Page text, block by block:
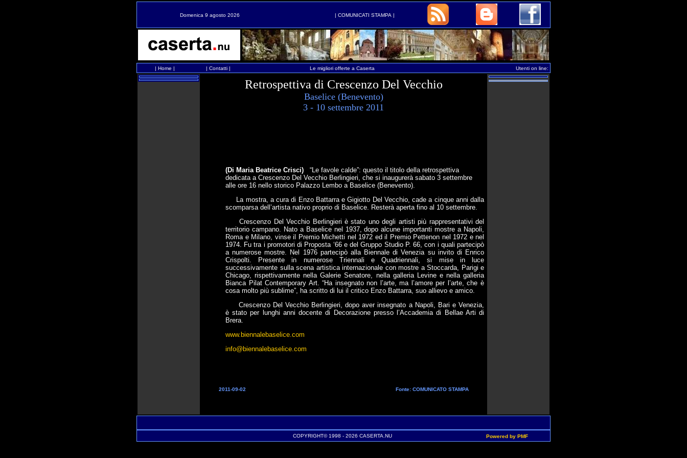
Domenica 9 agosto 2026 | COMUNICATI STAMPA |
| Home | | Contatti| Le migliori offerte a Caserta Utenti on line:
Retrospettiva di Crescenzo Del Vecchio
Baselice (Benevento)
3 - 10 settembre 2011
(Di Maria Beatrice Crisci) “Le favole calde”: questo il titolo della retrospettiva
dedicata a Crescenzo Del Vecchio Berlingieri, che si inaugurerà sabato 3 settembre
alle ore 16 nello storico Palazzo Lembo a Baselice (Benevento).
La mostra, a cura di Enzo Battarra e Gigiotto Del Vecchio, cade a cinque anni dalla
scomparsa dell’artista nativo proprio di Baselice. Resterà aperta fino al 10 settembre.
Crescenzo Del Vecchio Berlingieri è stato uno degli artisti più rappresentativi del
territorio campano. Nato a Baselice nel 1937, dopo alcune importanti mostre a Napoli,
Roma e Milano, vinse il Premio Michetti nel 1972 ed il Premio Pettenon nel 1972 e nel
1974. Fu tra i promotori di Proposta ‘66 e del Gruppo Studio P. 66, con i quali partecipò
a numerose mostre. Nel 1976 partecipò alla Biennale di Venezia su invito di Enrico
Crispolti. Presente in numerose Triennali e Quadriennali, si mise in luce
successivamente sulla scena artistica internazionale con mostre a Stoccarda, Parigi e
Chicago, rispettivamente nella Galerie Senatore, nella galleria Levine e nella galleria
Bianca Pilat Contemporary Art. “Ha insegnato non l’arte, ma l’amore per l’arte, che è
cosa molto più sublime”, ha scritto di lui il critico Enzo Battarra, suo allievo e amico.
Crescenzo Del Vecchio Berlingieri, dopo aver insegnato a Napoli, Bari e Venezia,
è stato per lunghi anni docente di Decorazione presso l’Accademia di Bellae Arti di
Brera.
www.biennalebaselice.com
info@biennalebaselice.com
2011-09-02 Fonte: COMUNICATO STAMPA
COPYRIGHT© 1998 - 2026 CASERTA.NU Powered by PMF